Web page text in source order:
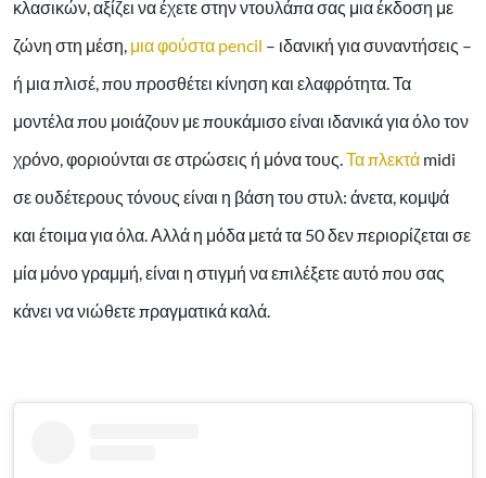
κλασικών, αξίζει να έχετε στην ντουλάπα σας μια έκδοση με
ζώνη στη μέση, μια φούστα pencil – ιδανική για συναντήσεις –
ή μια πλισέ, που προσθέτει κίνηση και ελαφρότητα. Τα
μοντέλα που μοιάζουν με πουκάμισο είναι ιδανικά για όλο τον
χρόνο, φοριούνται σε στρώσεις ή μόνα τους.Τα πλεκτά midi
σε ουδέτερους τόνους είναι η βάση του στυλ: άνετα, κομψά
και έτοιμα για όλα. Αλλά η μόδα μετά τα 50 δεν περιορίζεται σε
μία μόνο γραμμή, είναι η στιγμή να επιλέξετε αυτό που σας
κάνει να νιώθετε πραγματικά καλά.